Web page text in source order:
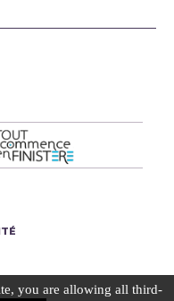
you are allowing all third-